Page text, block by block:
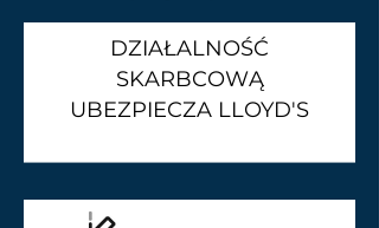
DZIAŁALNOŚĆ
SKARBCOWĄ
UBEZPIECZA LLOYD'S